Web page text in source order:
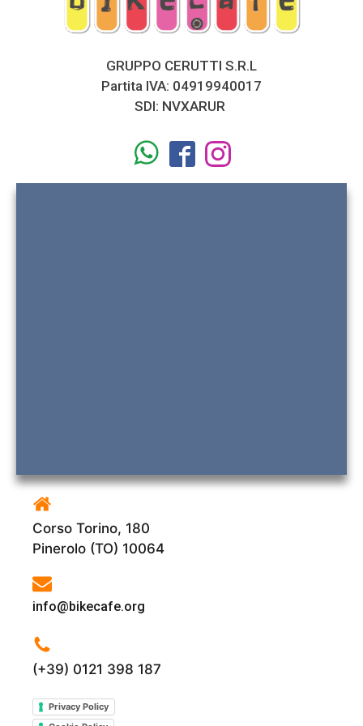
GRUPPO CERUTTI S.R.L
Partita IVA: 04919940017
SDI: NVXARUR
Corso Torino, 180
Pinerolo (TO) 10064
info@bikecafe.org
(+39) 0121 398 187
Privacy Policy